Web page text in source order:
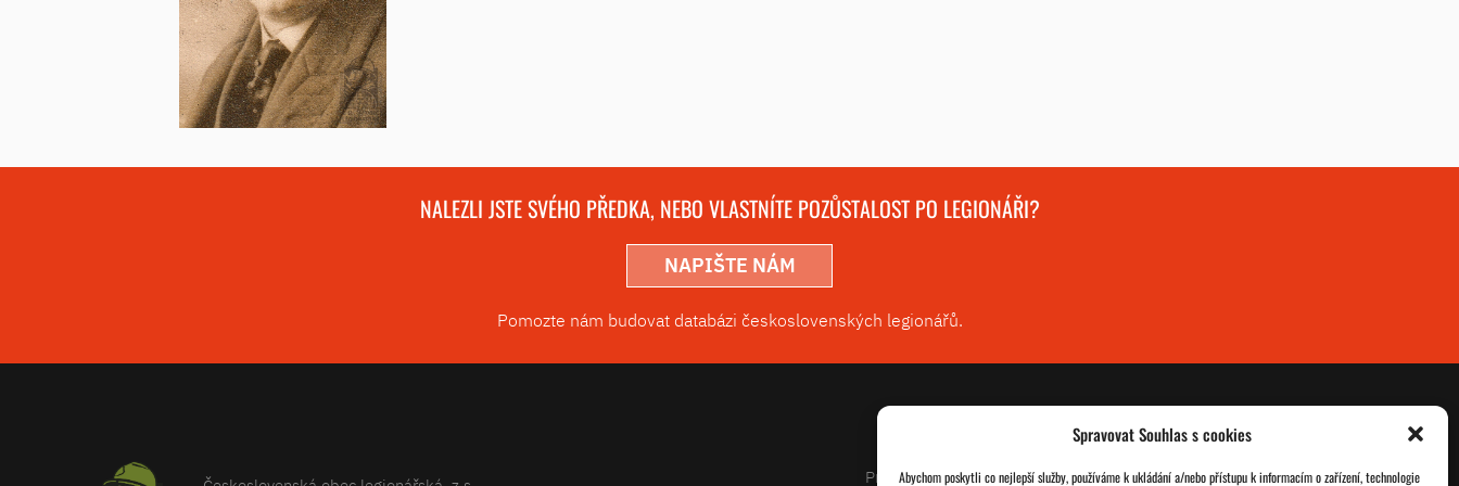
Spravovat Souhlas s cookies
Abychom poskytli co nejlepší služby, používáme k ukládání a/nebo přístupu k informacím o zařízení, technologie
NALEZLI JSTE SVÉHO PŘEDKA, NEBO VLASTNÍTE POZŮSTALOST PO LEGIONÁŘI?
NAPIŠTE NÁM
Pomozte nám budovat databázi československých legionářů.
Projekty O nás Databáze legionářů